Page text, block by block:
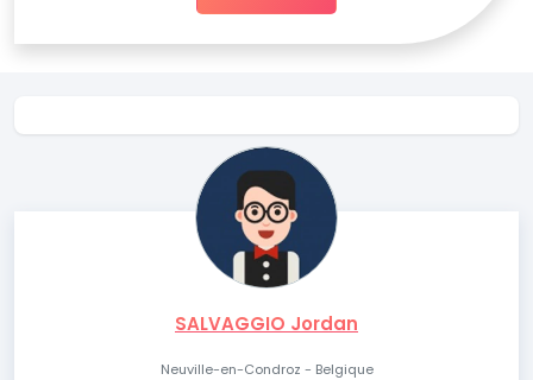
SALVAGGIO Jordan
Neuville-en-Condroz - Belgique